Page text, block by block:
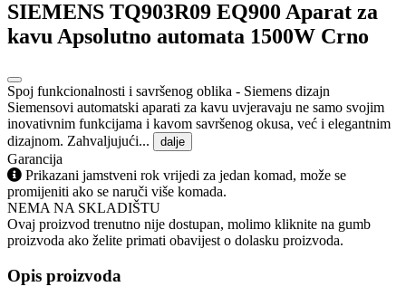
SIEMENS TQ903R09 EQ900 Aparat za
kavu Apsolutno automata 1500W Crno
Spoj funkcionalnosti i savršenog oblika - Siemens dizajn
Siemensovi automatski aparati za kavu uvjeravaju ne samo svojim
inovativnim funkcijama i kavom savršenog okusa, već i elegantnim
dizajnom. Zahvaljujući...
dalje
Garancija
Prikazani jamstveni rok vrijedi za jedan komad, može se
promijeniti ako se naruči više komada.
NEMA NA SKLADIŠTU
Ovaj proizvod trenutno nije dostupan, molimo kliknite na gumb
proizvoda ako želite primati obavijest o dolasku proizvoda.
Opis proizvoda